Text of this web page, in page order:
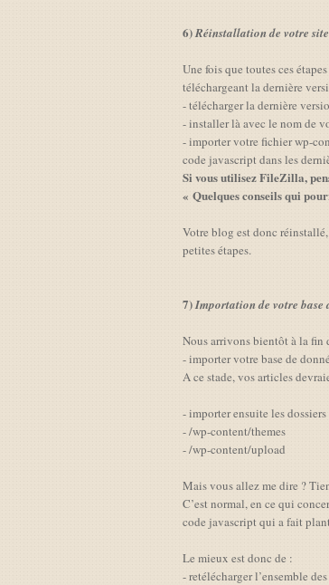
6)Réinstallation de votre
Une fois que toutes ces
téléchargeant la dernière
- télécharger la dernière
- installer là avec le nom de
- importer votre fichier wp-
code javascript dans les
Si vous utilisez FileZilla,
« Quelques conseils qui
Votre blog est donc
petites étapes.
7)Importation de votre base
Nous arrivons bientôt à la fin
- importer votre base de
A ce stade, vos articles
- importer ensuite les
- /wp-content/themes
- /wp-content/upload
Mais vous allez me dire ?
C’est normal, en ce qui
code javascript qui a fait
Le mieux est donc de :
- retélécharger l’ensemble